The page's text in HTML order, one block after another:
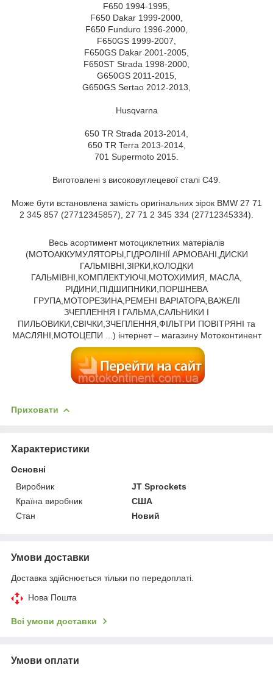
F650 1994-1995,
F650 Dakar 1999-2000,
F650 Funduro 1996-2000,
F650GS 1999-2007,
F650GS Dakar 2001-2005,
F650ST Strada 1998-2000,
G650GS 2011-2015,
G650GS Sertao 2012-2013,
Husqvarna
650 TR Strada 2013-2014,
650 TR Terra 2013-2014,
701 Supermoto 2015.
Виготовлені з високовуглецевої сталі C49.
Може бути встановлена замість оригінальних зірок BMW 27 71
2 345 857 (27712345857), 27 71 2 345 334 (27712345334).
Весь асортимент мотоциклетних матеріалів
(МОТОАККУМУЛЯТОРЫ,ГІДРОЛІНІЇ АРМОВАНІ,ДИСКИ
ГАЛЬМІВНІ,ЗІРКИ,КОЛОДКИ
ГАЛЬМІВНІ,КОМПЛЕКТУЮЧІ,МОТОХИМИЯ, МАСЛА,
РІДИНИ,ПІДШИПНИКИ,ПОРШНЕВА
ГРУПА,МОТОРЕЗИНА,РЕМЕНІ ВАРІАТОРА,ВАЖЕЛІ
ЗЧЕПЛЕННЯ І ГАЛЬМА,САЛЬНИКИ І
ПИЛЬОВИКИ,СВІЧКИ,ЗЧЕПЛЕННЯ,ФІЛЬТРИ ПОВІТРЯНІ та
МАСЛЯНІ,МОТОЦЕПИ ...) інтернет – магазину Мотоконтинент
Приховати
Характеристики
Основні
Виробник
JT Sprockets
Країна виробник
США
Стан
Новий
Умови доставки
Доставка здійснюється тільки по передоплаті.
Нова Пошта
Всі умови доставки
Умови оплати